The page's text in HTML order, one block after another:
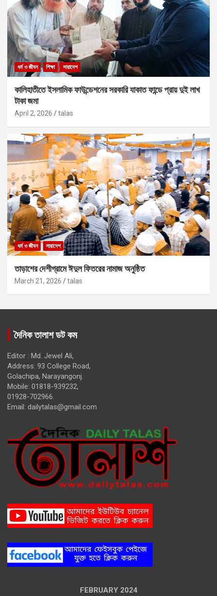
ধর্ম ও জীবন শিক্ষা সারাদেশ
কালিহাতীতে ইসলামিক ফাউন্ডেশনের সরকারি যাকাত ফান্ডে প্রায় দুই লাখ
টাকা জমা
April 2, 2026 talas
ধর্ম ও জীবন সারাদেশ
তাড়াশের দেশীগ্রামে ঈদুল ফিতরের নামাজ অনুষ্ঠিত
March 21, 2026 talas
দৈনিক তালাশ ডট কম
Editor : Md. Jewel Ali,
Address: 93 College Road,
Golachipa, Narayangonj.
Mobile: 01818-939232,
01928-702966.
Email: dailytalas@gmail.com
FEBRUARY 2024